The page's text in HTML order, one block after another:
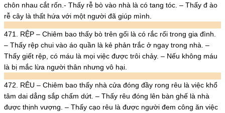
chôn nhau cắt rốn.- Thấy rễ bò vào nhà là có tang tóc. – Thấy đ ào
rễ cây là thất hứa với một người đã giúp mình.
471. RỆP – Chiêm bao thấy bò trên gối là có rắc rối trong gia đình.
– Thấy rệp chui vào áo quần là kẻ phản trắc ở ngay trong nhà. –
Thấy giết rệp, có máu là mọi việc được trôi chảy. – Nếu không máu
là bị mắc lừa người thân nhưng vô hại.
472. RÊU – Chiêm bao thấy nhà cửa đóng đầy rong rêu là việc khổ
tâm dai dẳng sắp chấm dứt. – Thấy rêu đóng lên bàn ghế là nhà
được thịnh vượng. – Thấy cạo rêu là được người đem công ăn việc